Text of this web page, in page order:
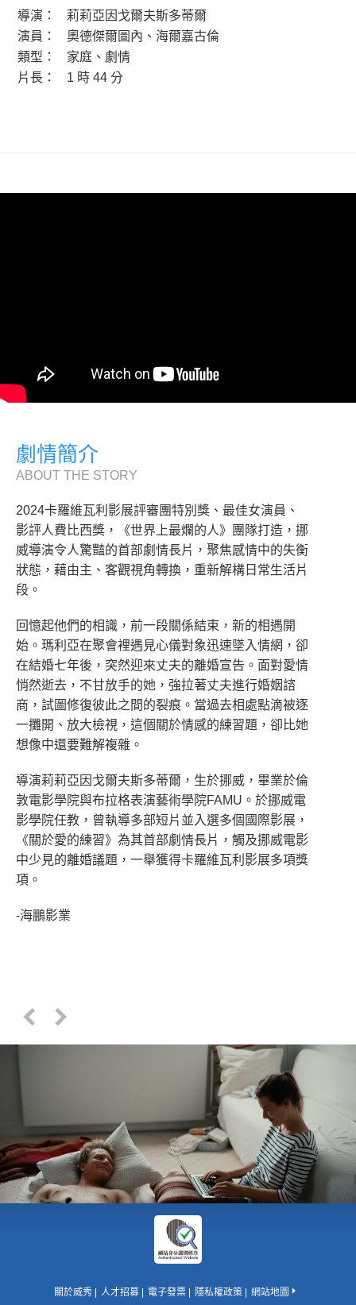
導演：
莉莉亞因戈爾夫斯多蒂爾
演員：
奧德傑爾圖內、海爾嘉古倫
類型：
家庭、劇情
片長：
1 時 44 分
劇情簡介
ABOUT THE STORY
2024卡羅維瓦利影展評審團特別獎、最佳女演員、
影評人費比西獎，《世界上最爛的人》團隊打造，挪
威導演令人驚豔的首部劇情長片，聚焦感情中的失衡
狀態，藉由主、客觀視角轉換，重新解構日常生活片
段。
回憶起他們的相識，前一段關係結束，新的相遇開
始。瑪利亞在聚會裡遇見心儀對象迅速墜入情網，卻
在結婚七年後，突然迎來丈夫的離婚宣告。面對愛情
悄然逝去，不甘放手的她，強拉著丈夫進行婚姻諮
商，試圖修復彼此之間的裂痕。當過去相處點滴被逐
一攤開、放大檢視，這個關於情感的練習題，卻比她
想像中還要難解複雜。
導演莉莉亞因戈爾夫斯多蒂爾，生於挪威，畢業於倫
敦電影學院與布拉格表演藝術學院FAMU。於挪威電
影學院任教，曾執導多部短片並入選多個國際影展，
《關於愛的練習》為其首部劇情長片，觸及挪威電影
中少見的離婚議題，一舉獲得卡羅維瓦利影展多項獎
項。
-海鵬影業
關於威秀 人才招募 電子發票 隱私權政策 網站地圖